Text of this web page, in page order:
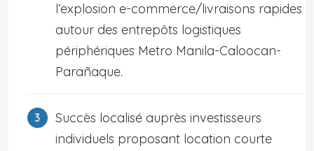
l’explosion e-commerce/livraisons rapides
autour des entrepôts logistiques
périphériques Metro Manila-Caloocan-
Parañaque.
Succès localisé auprès investisseurs
individuels proposant location courte